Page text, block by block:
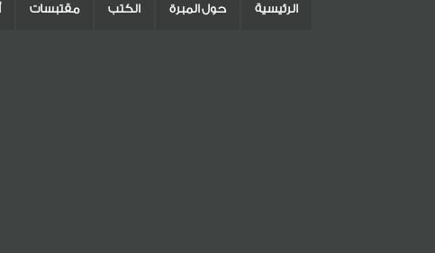
الرئيسية حول المبرة الكتب مقتبسات